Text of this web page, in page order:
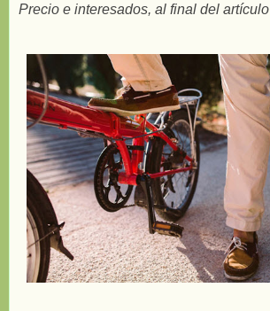
Precio e interesados, al final del artículo